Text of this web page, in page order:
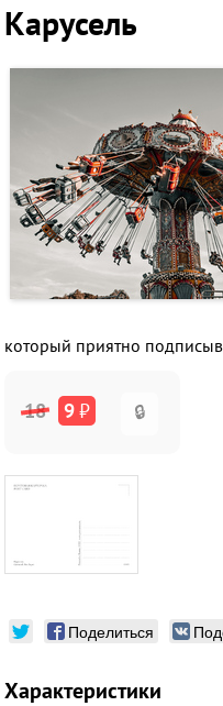
Карусель
который приятно
18 9₽ 🔒
Поделиться
Характеристики